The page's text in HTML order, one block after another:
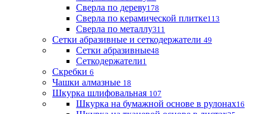
Сверла по дереву178
Сверла по керамической плитке113
Сверла по металлу311
Сетки абразивные и сеткодержатели 49
Сетки абразивные48
Сеткодержатели1
Скребки 6
Чашки алмазные 18
Шкурка шлифовальная 107
Шкурка на бумажной основе в рулонах16